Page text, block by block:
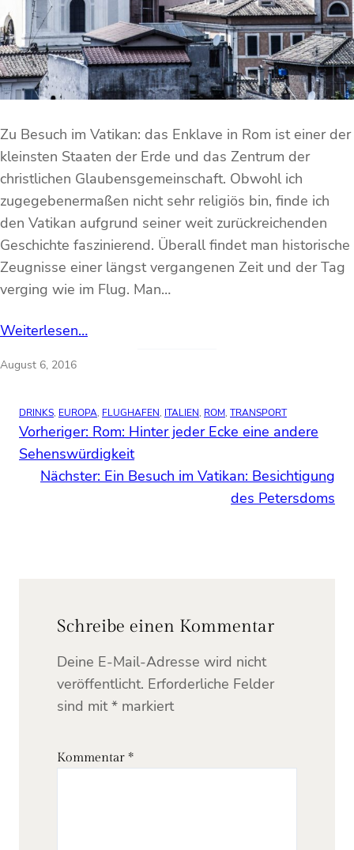
Zu Besuch im Vatikan: das Enklave in Rom ist einer der
kleinsten Staaten der Erde und das Zentrum der
christlichen Glaubensgemeinschaft. Obwohl ich
zugegebenermaßen nicht sehr religiös bin, finde ich
den Vatikan aufgrund seiner weit zurückreichenden
Geschichte faszinierend. Überall findet man historische
Zeugnisse einer längst vergangenen Zeit und der Tag
verging wie im Flug. Man…
Weiterlesen…
August 6, 2016
DRINKS, EUROPA, FLUGHAFEN, ITALIEN, ROM, TRANSPORT
Vorheriger: Rom: Hinter jeder Ecke eine andere
Sehenswürdigkeit
Nächster: Ein Besuch im Vatikan: Besichtigung
des Petersdoms
Schreibe einen Kommentar
Deine E-Mail-Adresse wird nicht
veröffentlicht. Erforderliche Felder
sind mit* markiert
Kommentar *